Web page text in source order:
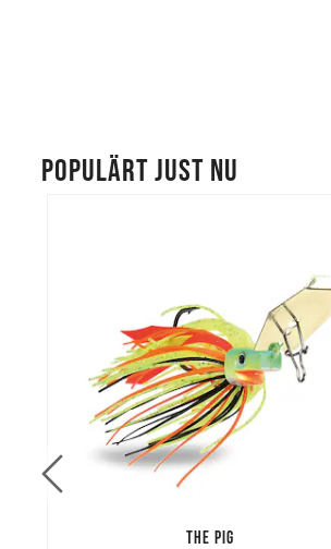
POPULÄRT JUST NU
THE PIG